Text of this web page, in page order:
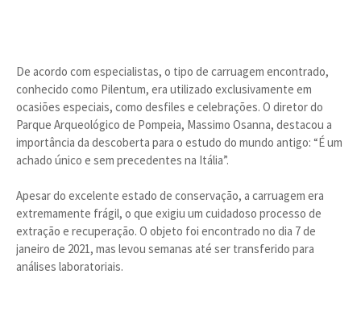
De acordo com especialistas, o tipo de carruagem encontrado,
conhecido como Pilentum, era utilizado exclusivamente em
ocasiões especiais, como desfiles e celebrações. O diretor do
Parque Arqueológico de Pompeia, Massimo Osanna, destacou a
importância da descoberta para o estudo do mundo antigo: “É um
achado único e sem precedentes na Itália”.
Apesar do excelente estado de conservação, a carruagem era
extremamente frágil, o que exigiu um cuidadoso processo de
extração e recuperação. O objeto foi encontrado no dia 7 de
janeiro de 2021, mas levou semanas até ser transferido para
análises laboratoriais.